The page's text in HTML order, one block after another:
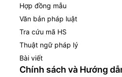
Hợp đồng mẫu
Văn bản pháp luật
Tra cứu mã HS
Thuật ngữ pháp lý
Bài viết
Chính sách và Hướng